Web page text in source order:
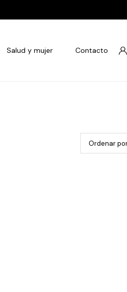
Salud y mujer Contacto